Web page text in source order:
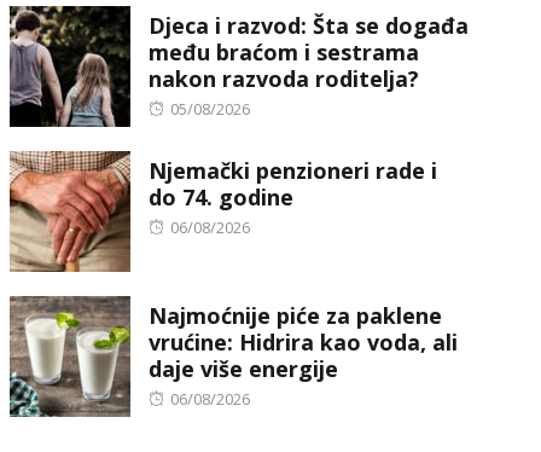
Djeca i razvod: Šta se događa
među braćom i sestrama
nakon razvoda roditelja?
Posted
05/08/2026
Njemački penzioneri rade i
do 74. godine
Posted
06/08/2026
Najmoćnije piće za paklene
vrućine: Hidrira kao voda, ali
daje više energije
Posted
06/08/2026